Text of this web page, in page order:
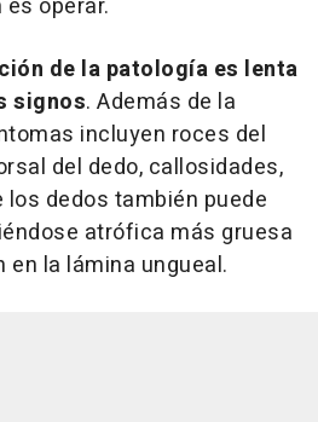
operar.
de la patología es lenta
signos. Además de la
incluyen roces del
del dedo, callosidades,
los dedos también puede
atrófica más gruesa
en la lámina ungueal.